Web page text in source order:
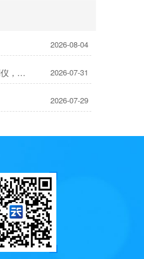
2026-08-04
灰尘遮板少发15%电？装一台光伏灰尘检测仪，提升发电效率，清洗成本省20% 2026-07-31
2026-07-29